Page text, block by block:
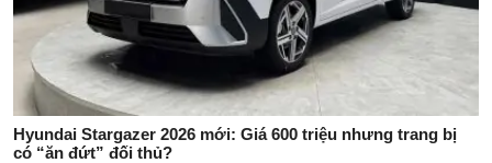
Hyundai Stargazer 2026 mới: Giá 600 triệu nhưng trang bị
có “ăn đứt” đối thủ?